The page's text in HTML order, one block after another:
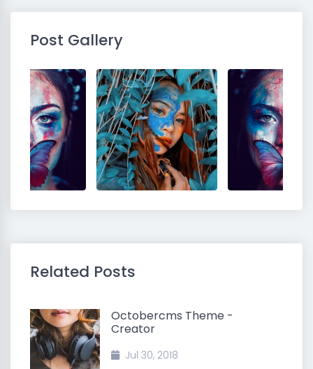
Post Gallery
Related Posts
Octobercms Theme -
Creator
Jul 30, 2018